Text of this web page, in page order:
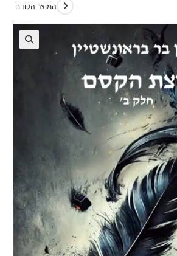
המוצר הקודם